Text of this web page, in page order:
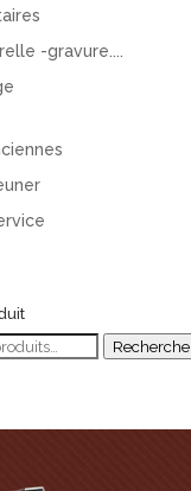
-gravure....
Recherche